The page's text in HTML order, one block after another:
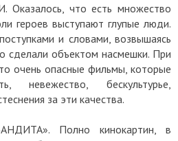
что есть множество
героев выступают глупые люди.
и словами, возвышаясь
сделали объектом насмешки. При
очень опасные фильмы, которые
невежество, бескультурье,
за эти качества.
Полно кинокартин, в